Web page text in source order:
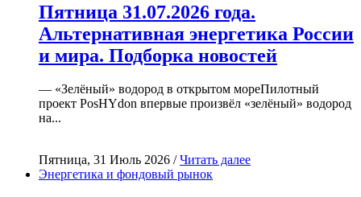
Пятница 31.07.2026 года.
Альтернативная энергетика России
и мира. Подборка новостей
— «Зелёный» водород в открытом мореПилотный
проект PosHYdon впервые произвёл «зелёный» водород
на...
Пятница, 31 Июль 2026 /Читать далее
Энергетика и фондовый рынок